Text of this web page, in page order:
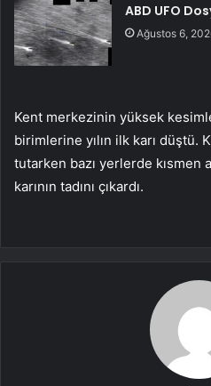
ABD UFO
Ağustos 6,
Kent merkezinin yüksek
birimlerine yılın ilk karı düştü.
tutarken bazı yerlerde kısmen
karının tadını çıkardı.